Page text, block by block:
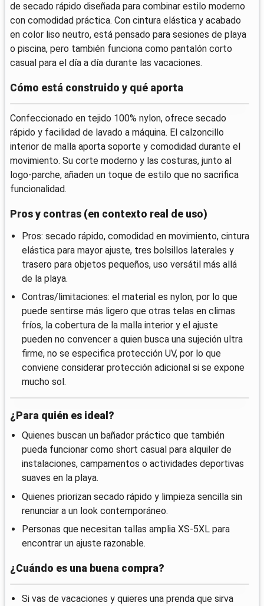
de secado rápido diseñada para combinar estilo moderno
con comodidad práctica. Con cintura elástica y acabado
en color liso neutro, está pensado para sesiones de playa
o piscina, pero también funciona como pantalón corto
casual para el día a día durante las vacaciones.
Cómo está construido y qué aporta
Confeccionado en tejido 100% nylon, ofrece secado
rápido y facilidad de lavado a máquina. El calzoncillo
interior de malla aporta soporte y comodidad durante el
movimiento. Su corte moderno y las costuras, junto al
logo-parche, añaden un toque de estilo que no sacrifica
funcionalidad.
Pros y contras (en contexto real de uso)
Pros: secado rápido, comodidad en movimiento, cintura
elástica para mayor ajuste, tres bolsillos laterales y
trasero para objetos pequeños, uso versátil más allá
de la playa.
Contras/limitaciones: el material es nylon, por lo que
puede sentirse más ligero que otras telas en climas
fríos, la cobertura de la malla interior y el ajuste
pueden no convencer a quien busca una sujeción ultra
firme, no se especifica protección UV, por lo que
conviene considerar protección adicional si se expone
mucho sol.
¿Para quién es ideal?
Quienes buscan un bañador práctico que también
pueda funcionar como short casual para alquiler de
instalaciones, campamentos o actividades deportivas
suaves en la playa.
Quienes priorizan secado rápido y limpieza sencilla sin
renunciar a un look contemporáneo.
Personas que necesitan tallas amplia XS-5XL para
encontrar un ajuste razonable.
¿Cuándo es una buena compra?
Si vas de vacaciones y quieres una prenda que sirva